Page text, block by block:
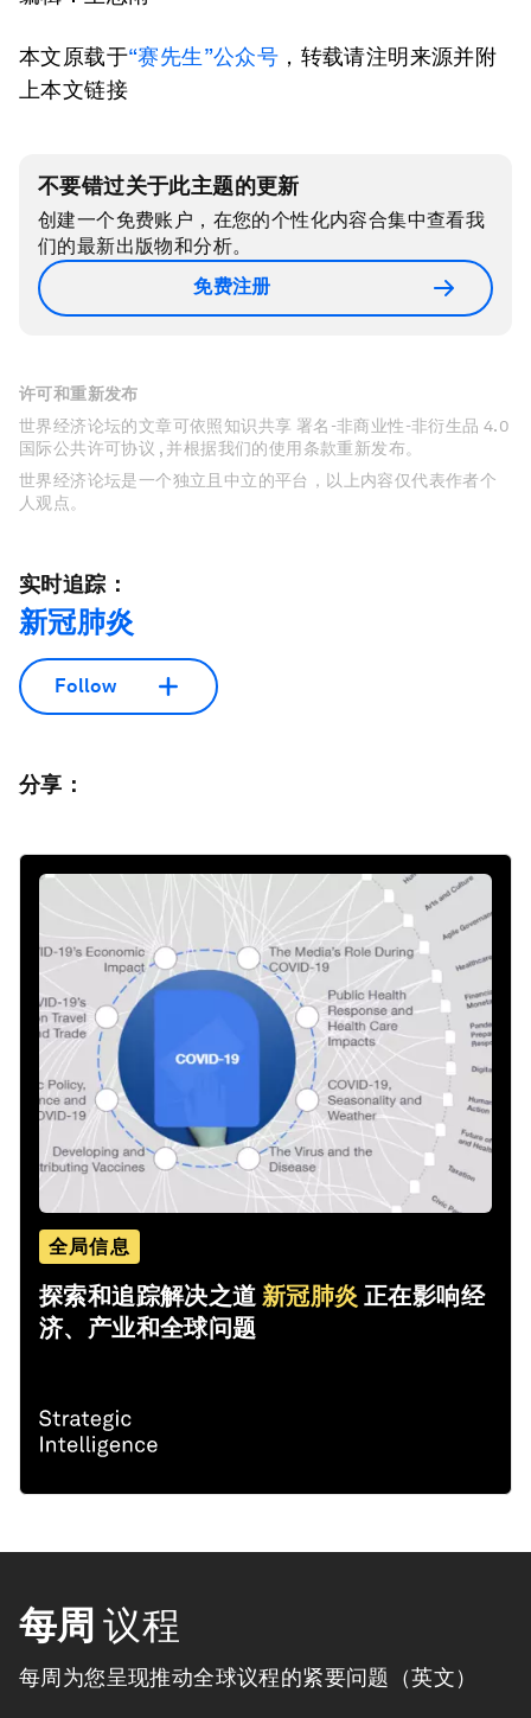
本文原载于“赛先生”公众号 ，转载请注明来源并附
上本文链接
不要错过关于此主题的更新
创建一个免费账户，在您的个性化内容合集中查看我
们的最新出版物和分析。
免费注册
许可和重新发布
世界经济论坛的文章可依照知识共享 署名-非商业性-非衍生品 4.0
国际公共许可协议 , 并根据我们的使用条款重新发布。
世界经济论坛是一个独立且中立的平台，以上内容仅代表作者个
人观点。
实时追踪：
新冠肺炎
Follow
分享：
全局信息
探索和追踪解决之道新冠肺炎 正在影响经
济、产业和全球问题
每周 议程
每周为您呈现推动全球议程的紧要问题（英文）